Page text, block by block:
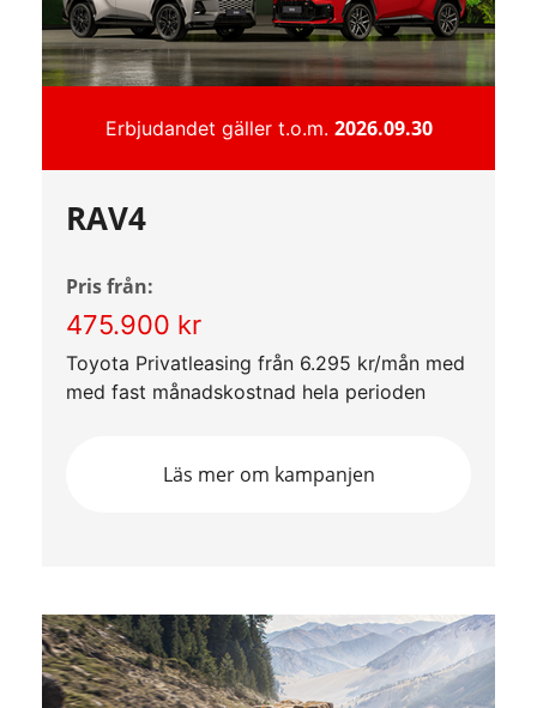
Erbjudandet gäller t.o.m. 2026.09.30
RAV4
Pris från:
475.900 kr
Toyota Privatleasing från 6.295 kr/mån med
med fast månadskostnad hela perioden
Läs mer om kampanjen